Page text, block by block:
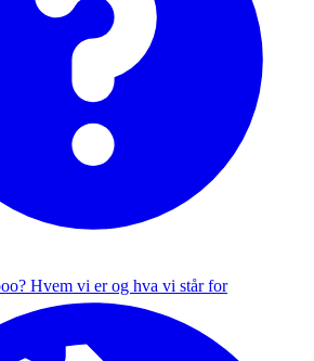
Hvem vi er og hva vi står for